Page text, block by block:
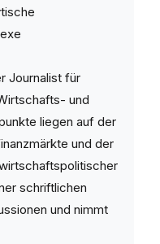
Journalist für
und
liegen auf der
und der
schriftlichen
und nimmt